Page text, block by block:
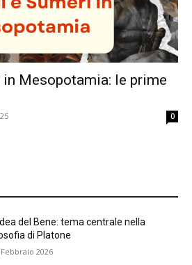
Mesopotamia: le prime
0
del Bene: tema centrale nella
di Platone
Febbraio 2026